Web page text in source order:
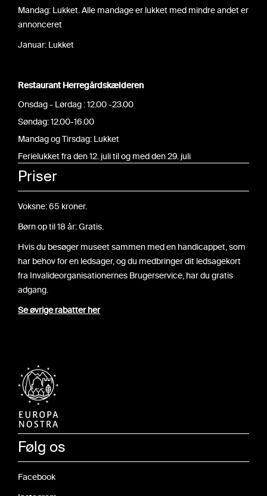
Mandag: Lukket. Alle mandage er lukket med mindre andet er
annonceret
Januar: Lukket
Restaurant Herregårdskælderen
Onsdag - Lørdag : 12.00 -23.00
Søndag: 12.00-16.00
Mandag og Tirsdag: Lukket
Ferielukket fra den 12. juli til og med den 29. juli
Priser
Voksne: 65 kroner.
Børn op til 18 år: Gratis.
Hvis du besøger museet sammen med en handicappet, som
har behov for en ledsager, og du medbringer dit ledsagekort
fra Invalideorganisationernes Brugerservice, har du gratis
adgang.
Se øvrige rabatter her
Følg os
Facebook